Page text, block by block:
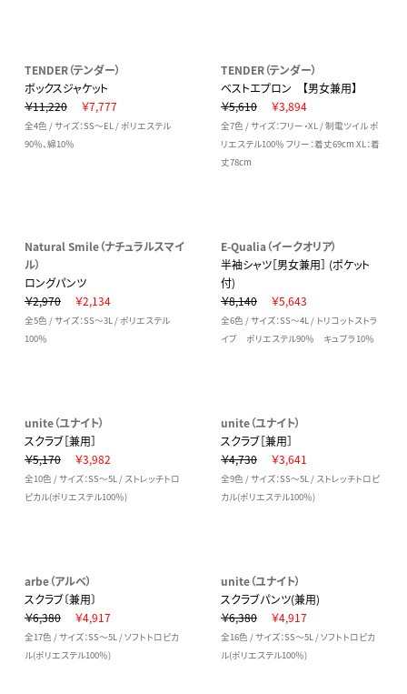
TENDER（テンダー）
ボックスジャケット
￥11,220
￥7,777
全4色 / サイズ：SS～EL / ポリエステル
90％、綿10％
TENDER（テンダー）
ベストエプロン 【男女兼用】
￥5,610
￥3,894
全7色 / サイズ：フリー・XL / 制電ツイル ポ
リエステル100％ フリー：着丈69cm XL：着
丈78cm
Natural Smile（ナチュラルスマイ
ル）
ロングパンツ
￥2,970
￥2,134
全5色 / サイズ：SS～3L / ポリエステル
100％
E-Qualia（イークオリア）
半袖シャツ［男女兼用］ (ポケット
付)
￥8,140
￥5,643
全6色 / サイズ：SS～4L / トリコットストラ
イプ ポリエステル90％ キュプラ10％
unite（ユナイト）
スクラブ［兼用］
￥5,170
￥3,982
全10色 / サイズ：SS～5L / ストレッチトロ
ピカル(ポリエステル100％)
unite（ユナイト）
スクラブ［兼用］
￥4,730
￥3,641
全9色 / サイズ：SS～5L / ストレッチトロピ
カル(ポリエステル100％)
arbe（アルベ）
スクラブ〔兼用〕
￥6,380
￥4,917
全17色 / サイズ：SS～5L / ソフトトロピカ
ル(ポリエステル100％)
unite（ユナイト）
スクラブパンツ(兼用)
￥6,380
￥4,917
全16色 / サイズ：SS～5L / ソフトトロピカ
ル(ポリエステル100％)